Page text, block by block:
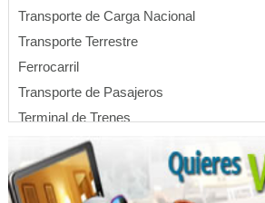
Transporte de Carga Nacional
Transporte Terrestre
Ferrocarril
Transporte de Pasajeros
Terminal de Trenes
Estación de Trenes
Laboratorios de Análisis Clínicos
Laboratorios